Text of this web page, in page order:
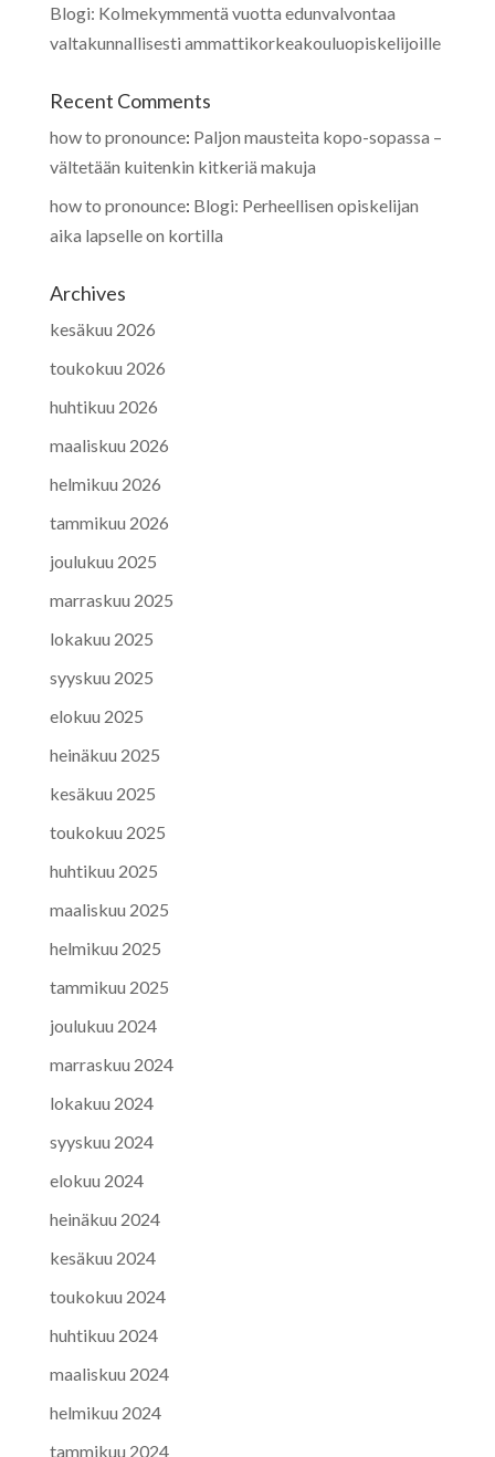
Blogi: Kolmekymmentä vuotta edunvalvontaa
valtakunnallisesti ammattikorkeakouluopiskelijoille
Recent Comments
how to pronounce: Paljon mausteita kopo-sopassa –
vältetään kuitenkin kitkeriä makuja
how to pronounce: Blogi: Perheellisen opiskelijan
aika lapselle on kortilla
Archives
kesäkuu 2026
toukokuu 2026
huhtikuu 2026
maaliskuu 2026
helmikuu 2026
tammikuu 2026
joulukuu 2025
marraskuu 2025
lokakuu 2025
syyskuu 2025
elokuu 2025
heinäkuu 2025
kesäkuu 2025
toukokuu 2025
huhtikuu 2025
maaliskuu 2025
helmikuu 2025
tammikuu 2025
joulukuu 2024
marraskuu 2024
lokakuu 2024
syyskuu 2024
elokuu 2024
heinäkuu 2024
kesäkuu 2024
toukokuu 2024
huhtikuu 2024
maaliskuu 2024
helmikuu 2024
tammikuu 2024